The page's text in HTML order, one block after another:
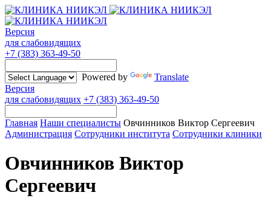
Версия
для слабовидящих
+7 (383) 363-49-50
Powered by
Translate
Версия
для слабовидящих +7 (383) 363-49-50
Главная Наши специалисты Овчинников Виктор Сергеевич
Администрация Сотрудники института Сотрудники клиники
Овчинников Виктор
Сергеевич